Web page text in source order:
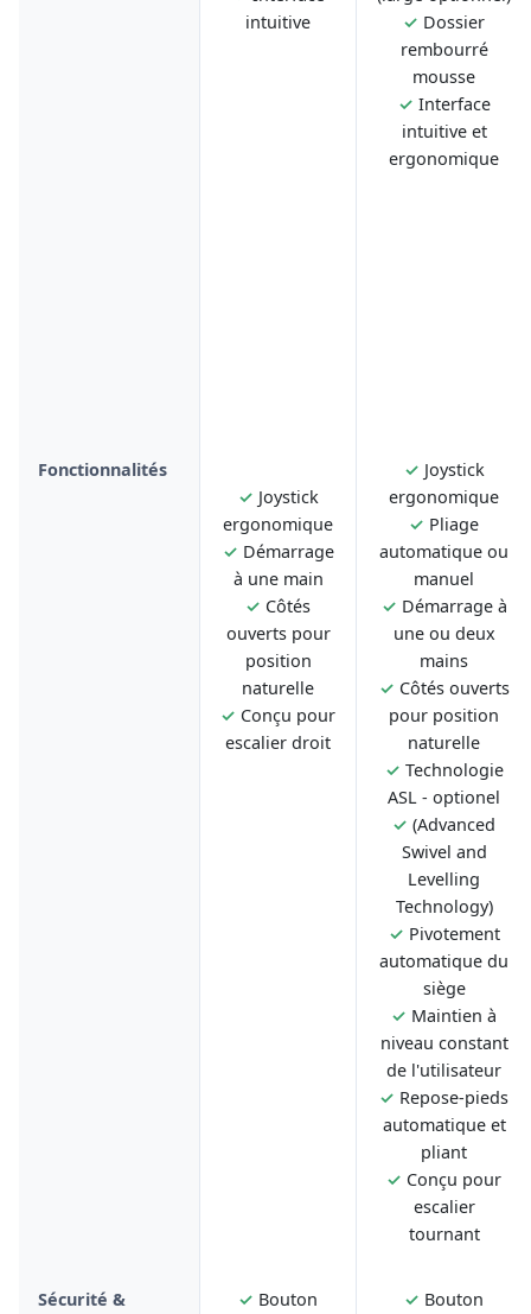
intuitive
✓ Dossier
rembourré
mousse
✓ Interface
intuitive et
ergonomique
Fonctionnalités
✓ Joystick
ergonomique
✓ Démarrage
à une main
✓ Côtés
ouverts pour
position
naturelle
✓ Conçu pour
escalier droit
✓ Joystick
ergonomique
✓ Pliage
automatique ou
manuel
✓ Démarrage à
une ou deux
mains
✓ Côtés ouverts
pour position
naturelle
✓ Technologie
ASL - optionel
✓ (Advanced
Swivel and
Levelling
Technology)
✓ Pivotement
automatique du
siège
✓ Maintien à
niveau constant
de l'utilisateur
✓ Repose-pieds
automatique et
pliant
✓ Conçu pour
escalier
tournant
Sécurité &
✓ Bouton
✓ Bouton